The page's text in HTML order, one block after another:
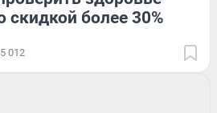
более 30%
012